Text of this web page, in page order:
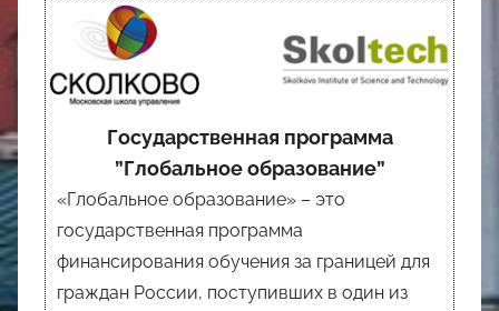
Государственная программа
”Глобальное образование”
«Глобальное образование» – это
государственная программа
финансирования обучения за границей для
граждан России, поступивших в один из